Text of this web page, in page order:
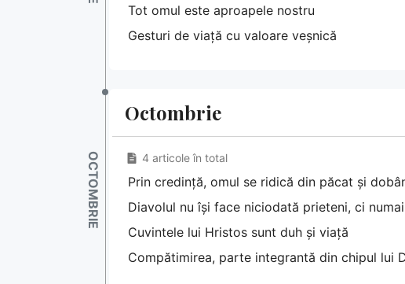
Tot omul este aproapele nostru
Gesturi de viață cu valoare veșnică
Octombrie
4 articole în total
Prin credință, omul se ridică din păcat și
Diavolul nu își face niciodată prieteni, ci
Cuvintele lui Hristos sunt duh și viață
Compătimirea, parte integrantă din chipul lui